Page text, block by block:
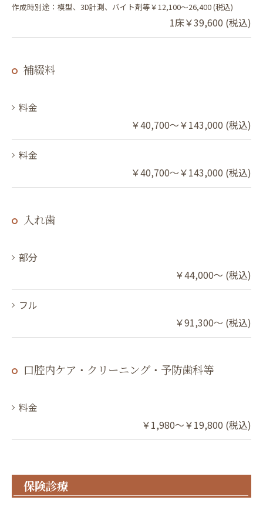
作成時別途：模型、3D計測、バイト剤等￥12,100～26,400 (税込)
1床￥39,600 (税込)
補綴料
料金
￥40,700～￥143,000 (税込)
料金
￥40,700～￥143,000 (税込)
入れ歯
部分
￥44,000～ (税込)
フル
￥91,300～ (税込)
口腔内ケア・クリーニング・予防歯科等
料金
￥1,980～￥19,800 (税込)
保険診療